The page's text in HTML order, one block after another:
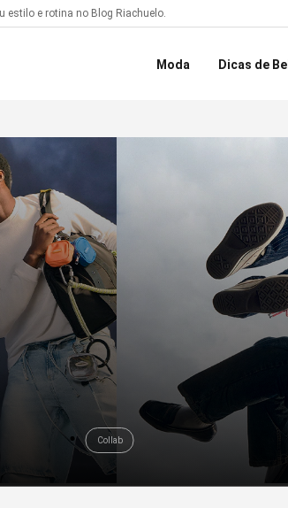
estilo e rotina no Blog Riachuelo.
Moda Dicas de
Collab